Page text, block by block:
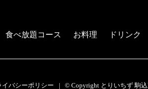
食べ放題コース お料理 ドリンク
イバシーポリシー © Copyright とりいちず 駒込